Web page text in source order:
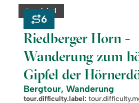
category:
tour.label
6
Riedberger Horn -
Wanderung zum
Gipfel der
Bergtour, Wanderung
tour.difficulty.label:
Horn
Wanderung
zum
höchsten
Gipfel
der
Hörnerdörfer